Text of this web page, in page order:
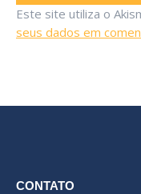
Este site utiliza o
seus dados em
CONTATO